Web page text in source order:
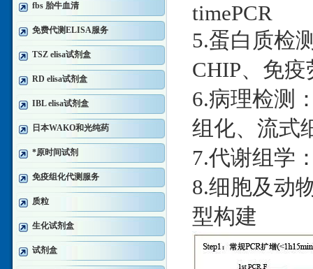
fbs 胎牛血清
免费代测ELISA服务
TSZ elisa试剂盒
RD elisa试剂盒
IBL elisa试剂盒
日本WAKO和光纯药
*原时间试剂
免疫组化代测服务
质粒
生化试剂盒
试剂盒
timePCR
5.蛋白质检
CHIP、免
6.病理检测
组化、流式
7.代谢组学
8.细胞及动
型构建